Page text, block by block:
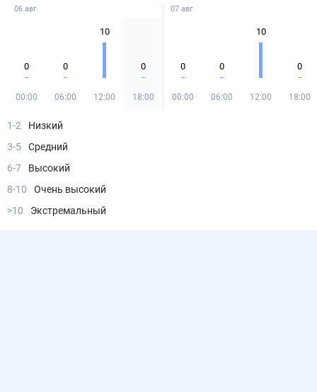
06 авг
0
00:00
0
06:00
10
12:00
0
18:00
07 авг
0
00:00
0
06:00
10
12:00
0
18:00
1-2
Низкий
3-5
Средний
6-7
Высокий
8-10
Очень высокий
>10
Экстремальный